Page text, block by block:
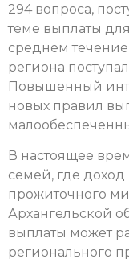
294 вопроса,
теме выплаты
среднем
региона
Повышенный
новых правил
В настоящее
семей, где
прожиточного
Архангельской
выплаты может
регионального